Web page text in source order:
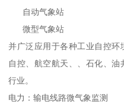
自动气象站
微型气象站
并广泛应用于各种工业自控
自控、航空航天、、石化、
行业。
电力：输电线路微气象监测